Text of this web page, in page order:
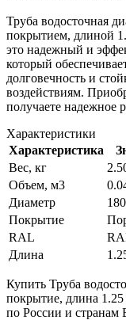
Труба водосточная
покрытием, длиной
это надежный и
который
долговечность и
воздействиям.
получаете надежное
Характеристики
Характеристика
Вес, кг
Объем, м3
Диаметр
180
Покрытие
RAL
Длина
Купить Труба
покрытие, длина
по России и